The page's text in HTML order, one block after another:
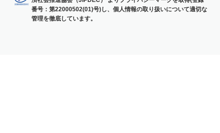
番号：第22000502(01)号)し、個人情報の取り扱いについて適切な
管理を徹底しています。